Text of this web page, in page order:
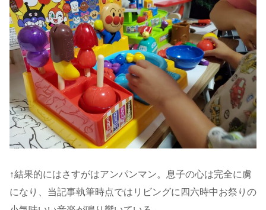
↑結果的にはさすがはアンパンマン。息子の心は完全に虜
になり、当記事執筆時点ではリビングに四六時中お祭りの